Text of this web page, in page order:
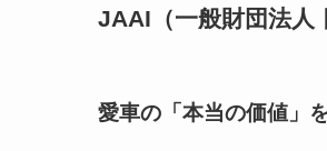
JAAI（一般財団法人
愛車の「本当の価値」